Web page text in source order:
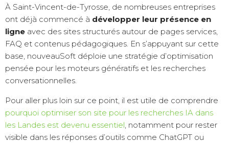
À Saint-Vincent-de-Tyrosse, de nombreuses entreprises
ont déjà commencé à développer leur présence en
ligne avec des sites structurés autour de pages services,
FAQ et contenus pédagogiques. En s’appuyant sur cette
base, nouveauSoft déploie une stratégie d’optimisation
pensée pour les moteurs génératifs et les recherches
conversationnelles.
Pour aller plus loin sur ce point, il est utile de comprendre
pourquoi optimiser son site pour les recherches IA dans
les Landes est devenu essentiel, notamment pour rester
visible dans les réponses d’outils comme ChatGPT ou